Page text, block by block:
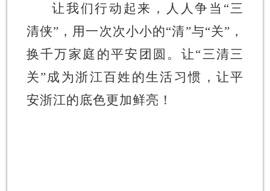
让我们行动起来，人人争当 “三
清侠”，用一次次小小的“清”与“关”，
换千万家庭的平安团圆。让“三清三
关”成为浙江百姓的生活习惯，让平
安浙江的底色更加鲜亮！